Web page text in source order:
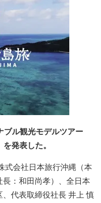
ル観光モデルツアー
発表した。
式会社日本旅行沖縄（本
：和田尚孝）、全日本
代表取締役社長 井上 慎